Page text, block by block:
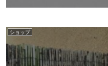
ショップ